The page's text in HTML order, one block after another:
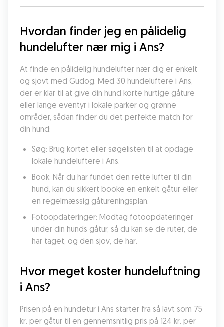
Hvordan finder jeg en pålidelig
hundelufter nær mig i Ans?
At finde en pålidelig hundelufter nær dig er enkelt
og sjovt med Gudog. Med 30 hundeluftere i Ans,
der er klar til at give din hund korte hurtige gåture
eller lange eventyr i lokale parker og grønne
områder, sådan finder du det perfekte match for
din hund:
Søg: Brug kortet eller søgelisten til at opdage
lokale hundeluftere i Ans.
Book: Når du har fundet den rette lufter til din
hund, kan du sikkert booke en enkelt gåtur eller
en regelmæssig gåtureningsplan.
Fotoopdateringer: Modtag fotoopdateringer
under din hunds gåtur, så du kan se de ruter, de
har taget, og den sjov, de har.
Hvor meget koster hundeluftning
i Ans?
Prisen på en hundetur i Ans starter fra så lavt som 75
kr. per gåtur til en gennemsnitlig pris på 124 kr. per